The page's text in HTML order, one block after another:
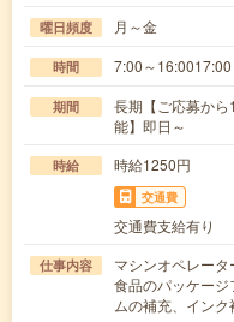
曜日頻度 月～金
時間 7:00～16:0017:00
期間
長期【ご応募か
能】即日～
時給 時給1250円
交通費
交通費支給有り
仕事内容
マシンオペレータ
食品のパッケー
ムの補充、イン